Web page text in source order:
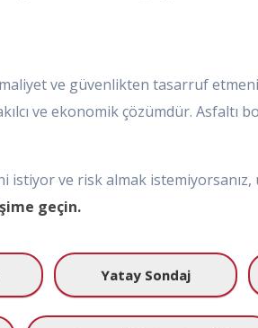
ve güvenlikten tasarruf
ve ekonomik çözümdür.
ve risk almak istemiyorsanız,
geçin.
Yatay Sondaj